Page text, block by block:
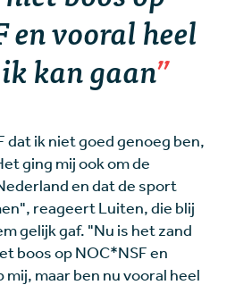
en vooral heel
kan gaan
dat ik niet goed genoeg ben,
ging mij ook om de
en dat de sport
reageert Luiten, die blij
gelijk gaf. "Nu is het zand
boos op NOC*NSF en
maar ben nu vooral heel